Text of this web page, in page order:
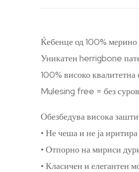
Ќебенце од 100% мерино
Уникатен herrigbone
100% високо
Mulesing free = без
Обезбедува висока
• Не чеша и не ја
• Отпорно на мириси
• Класичен и елегантен